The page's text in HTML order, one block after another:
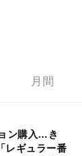
月間
ン購入…き
レギュラー番